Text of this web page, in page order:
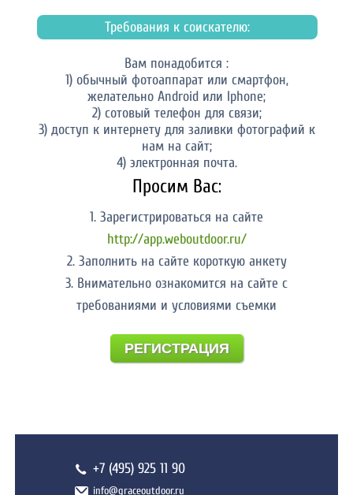
Требования к соискателю:
Вам понадобится :
1) обычный фотоаппарат или смартфон,
желательно Android или Iphone;
2) сотовый телефон для связи;
3) доступ к интернету для заливки фотографий к
нам на сайт;
4) электронная почта.
Просим Вас:
1. Зарегистрироваться на сайте
http://app.weboutdoor.ru/
2. Заполнить на сайте короткую анкету
3. Внимательно ознакомится на сайте с
требованиями и условиями съемки
РЕГИСТРАЦИЯ
+7 (495) 925 11 90
info@graceoutdoor.ru